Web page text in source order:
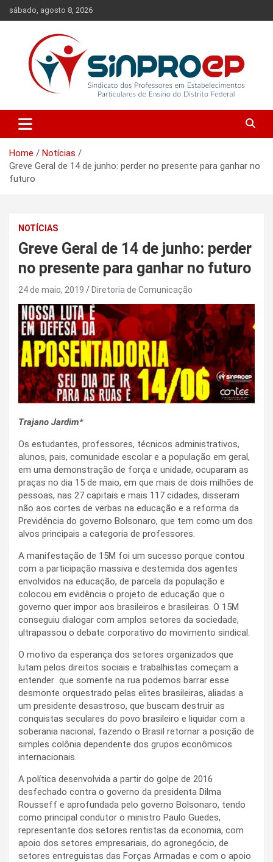
Skip
to
sábado, agosto 8, 2026
Sinproep-DF
Ensino do Distrito Federal
Home
Notícias
Greve Geral de 14 de junho: perder no presente para ganhar no
futuro
NOTÍCIAS
Greve Geral de 14 de junho: perder
no presente para ganhar no futuro
24 de maio, 2019 Diretoria de Comunicação
Trajano Jardim*
Os estudantes, professores, técnicos administrativos,
alunos, pais, comunidade escolar e a população em geral,
em uma demonstração de força e unidade, ocuparam as
praças no dia 15 de maio, em que mais de dois milhões de
pessoas, nas 27 capitais e mais 117 cidades, disseram
não aos cortes de verbas na educação e a reforma da
Previdência do governo Bolsonaro, que tem como um dos
alvos principais a categoria de professores.
A manifestação de 15M foi um sucesso porque contou
com a participação massiva e destemida dos agentes
envolvidos na educação, de parcela da população e
colocou em evidência o projeto de educação que o
governo quer impor aos brasileiros e brasileiras. O 15M
conseguiu dialogar com amplos setores da sociedade,
ultrapassou o debate corporativo do movimento sindical.
O motivo da esperança dos setores organizados que
lutam pelos direitos sociais e trabalhistas começam a
entender que somente na rua podemos barrar esse
desmonte orquestrado pelas elites brasileiras, aliadas a
um presidente desastroso, que buscam destruir as
conquistas seculares do povo brasileiro e liquidar com a
soberania nacional, fazendo o Brasil retornar a posição de
simples colônia dependente dos grupos econômicos
internacionais.
A política desenvolvida a partir do golpe de 2016
desfechado contra o governo da presidenta Dilma
Rousseff e aprofundada pelo governo Bolsonaro, tendo
como principal condutor o ministro Paulo Guedes,
representante dos setores rentistas da economia, com
apoio dos setores empresariais, do agronegócio, de
setores entreguistas das Forças Armadas e com o apoio